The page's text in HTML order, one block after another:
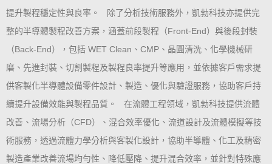
提升製程穩定性與良率。 除了分析技術服務外，凱勃科技亦提供完
整的半導體製程改善方案，涵蓋前段製程（Front-End）與後段封裝
（Back-End），包括 WET Clean、CMP、晶圓清洗、化學機械研
磨、先進封裝、切割製程及製程良率提升等應用，並依據客戶需求提
供客製化半導體設備零件設計、製造、優化與驗證服務，協助客戶持
續提升設備效能與製程品質。 在流體工程領域，凱勃科技提供流體
改善、流場分析（CFD）、混合效率優化、流道設計及流體模擬等技
術服務，透過流體力學分析與客製化設計，協助半導體、化工及精密
製造產業改善流場均勻性、降低壓降、提升混合效率，並針對特殊應